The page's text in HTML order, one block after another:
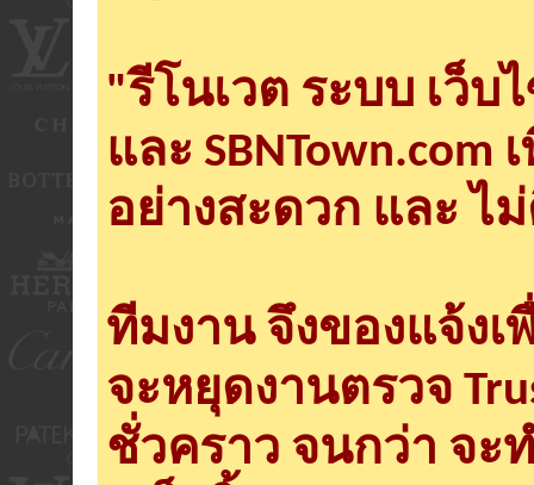
"รีโนเวต ระบบ เว็บ
และ
อย่างสะดวก และ ไ
ทีมงาน จึงของแจ้ง
จะหยุดงานตรวจ
ชั่วคราว จนกว่า จะ